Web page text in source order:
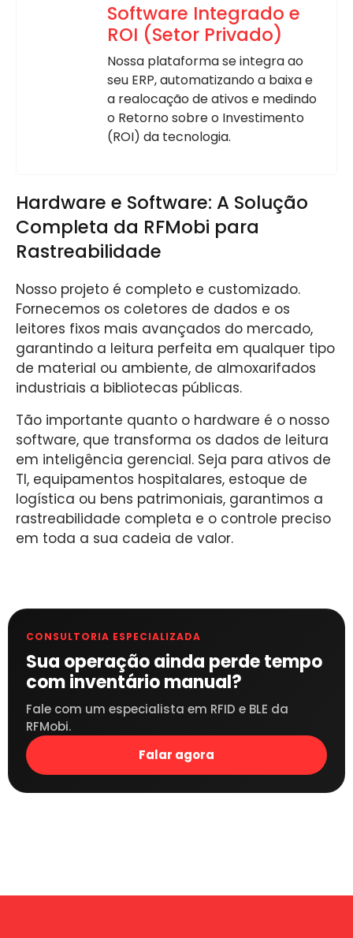
Software Integrado e
ROI (Setor Privado)
Nossa plataforma se integra ao
seu ERP, automatizando a baixa e
a realocação de ativos e medindo
o Retorno sobre o Investimento
(ROI) da tecnologia.
Hardware e Software: A Solução
Completa da RFMobi para
Rastreabilidade
Nosso projeto é completo e customizado.
Fornecemos os coletores de dados e os
leitores fixos mais avançados do mercado,
garantindo a leitura perfeita em qualquer tipo
de material ou ambiente, de almoxarifados
industriais a bibliotecas públicas.
Tão importante quanto o hardware é o nosso
software, que transforma os dados de leitura
em inteligência gerencial. Seja para ativos de
TI, equipamentos hospitalares, estoque de
logística ou bens patrimoniais, garantimos a
rastreabilidade completa e o controle preciso
em toda a sua cadeia de valor.
CONSULTORIA ESPECIALIZADA
Sua operação ainda perde tempo
com inventário manual?
Fale com um especialista em RFID e BLE da
RFMobi.
Falar agora